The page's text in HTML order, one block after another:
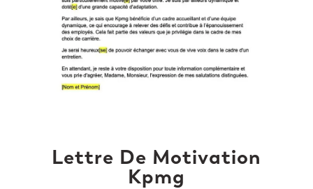
Lettre De Motivation
Kpmg